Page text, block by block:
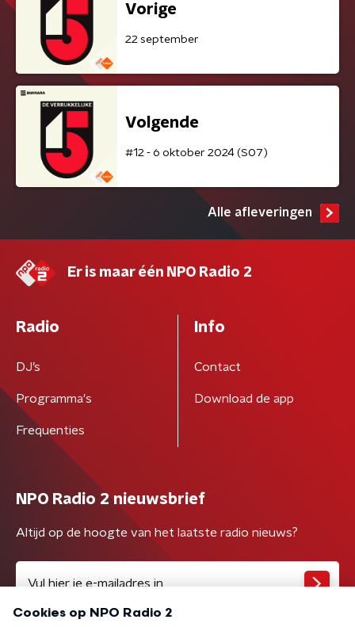
Vorige
22 september
Volgende
#12 - 6 oktober 2024 (S07)
Alle afleveringen
Er is maar één NPO Radio 2
Radio
DJ’s
Programma's
Frequenties
Info
Contact
Download de app
NPO Radio 2 nieuwsbrief
Altijd op de hoogte van het laatste radio nieuws?